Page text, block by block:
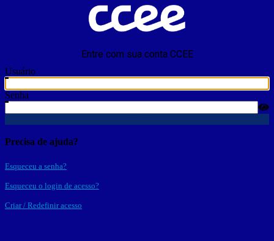
Entre com sua conta CCEE
Usuário
Senha
Precisa de ajuda?
Esqueceu a senha?
Esqueceu o login de acesso?
Criar / Redefinir acesso